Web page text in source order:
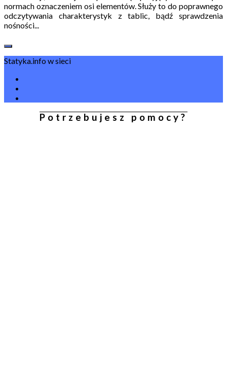
normach oznaczeniem osi elementów. Służy to do poprawnego
odczytywania charakterystyk z tablic, bądź sprawdzenia
nośności...
Statyka.info w sieci
Potrzebujesz pomocy?